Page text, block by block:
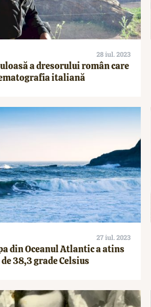
28 iul. 2023
a dresorului român care
italiană
27 iul. 2023
din Oceanul Atlantic a atins
38,3 grade Celsius